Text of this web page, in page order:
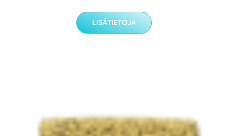
LISÄTIETOJA